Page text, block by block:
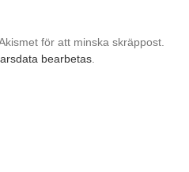
för att minska skräppost.
bearbetas